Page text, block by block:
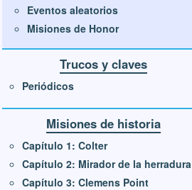
Eventos aleatorios
Misiones de Honor
Trucos y claves
Periódicos
Misiones de historia
Capítulo 1: Colter
Capítulo 2: Mirador de la herradura
Capítulo 3: Clemens Point